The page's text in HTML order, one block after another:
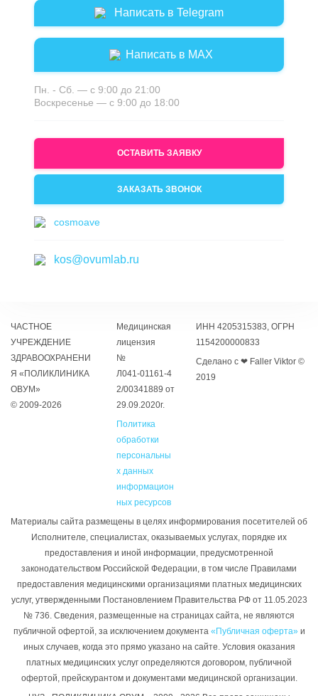
Написать в Telegram
Написать в MAX
Пн. - Сб. — с 9:00 до 21:00
Воскресенье — с 9:00 до 18:00
ОСТАВИТЬ ЗАЯВКУ
ЗАКАЗАТЬ ЗВОНОК
cosmoave
kos@ovumlab.ru
ЧАСТНОЕ
УЧРЕЖДЕНИЕ
ЗДРАВООХРАНЕНИ
Я «ПОЛИКЛИНИКА
ОВУМ»
© 2009-2026
Медицинская
лицензия
№
Л041‑01161‑4
2/00341889 от
29.09.2020г.
Политика
обработки
персональны
х данных
информацион
ных ресурсов
ИНН 4205315383, ОГРН
1154200000833
Сделано с ❤ Faller Viktor ©
2019
Материалы сайта размещены в целях информирования посетителей об
Исполнителе, специалистах, оказываемых услугах, порядке их
предоставления и иной информации, предусмотренной
законодательством Российской Федерации, в том числе Правилами
предоставления медицинскими организациями платных медицинских
услуг, утвержденными Постановлением Правительства РФ от 11.05.2023
№ 736. Сведения, размещенные на страницах сайта, не являются
публичной офертой, за исключением документа «Публичная оферта»и
иных случаев, когда это прямо указано на сайте. Условия оказания
платных медицинских услуг определяются договором, публичной
офертой, прейскурантом и документами медицинской организации.